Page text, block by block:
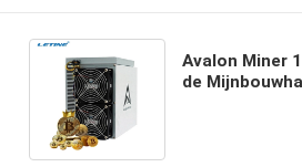
Avalon Miner
de